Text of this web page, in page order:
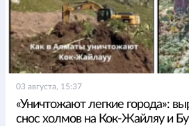
03 августа, 15:37
«Уничтожают легкие города»:
снос холмов на Кок-Жайляу и